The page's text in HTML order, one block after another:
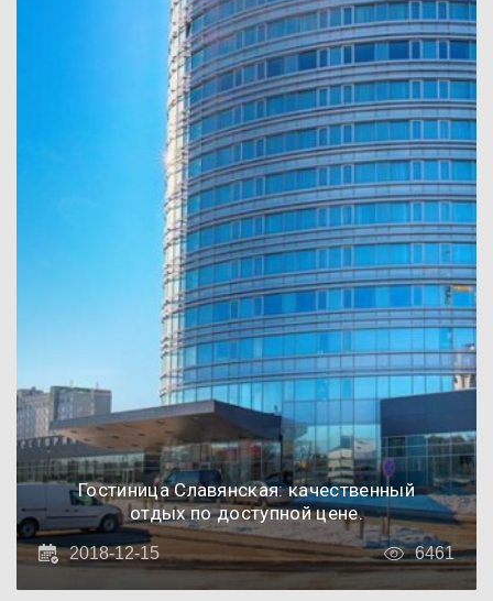
Гостиница Славянская: качественный
отдых по доступной цене.
2018-12-15 6461